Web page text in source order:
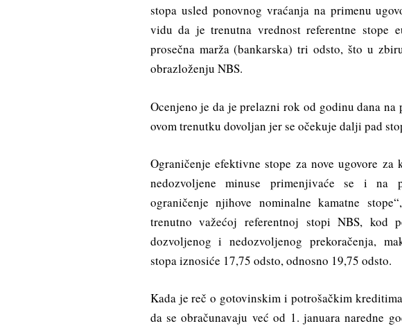
stopa usled ponovnog vraćanja na primenu
vidu da je trenutna vrednost referentne stope
prosečna marža (bankarska) tri odsto, što u
obrazloženju NBS.
Ocenjeno je da je prelazni rok od godinu dana na
ovom trenutku dovoljan jer se očekuje dalji pad
Ograničenje efektivne stope za nove ugovore
nedozvoljene minuse primenjivaće se i na
ograničenje njihove nominalne kamatne
trenutno važećoj referentnoj stopi NBS, kod
dozvoljenog i nedozvoljenog prekoračenja,
stopa iznosiće 17,75 odsto, odnosno 19,75 odsto.
Kada je reč o gotovinskim i potrošačkim
da se obračunavaju već od 1. januara naredne